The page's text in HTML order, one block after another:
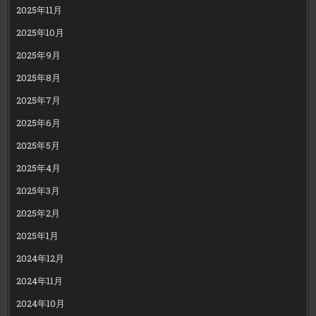
2025年11月
2025年10月
2025年9月
2025年8月
2025年7月
2025年6月
2025年5月
2025年4月
2025年3月
2025年2月
2025年1月
2024年12月
2024年11月
2024年10月